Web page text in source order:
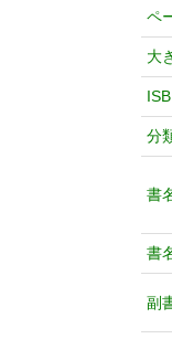
ペ
大
分
書
書
副